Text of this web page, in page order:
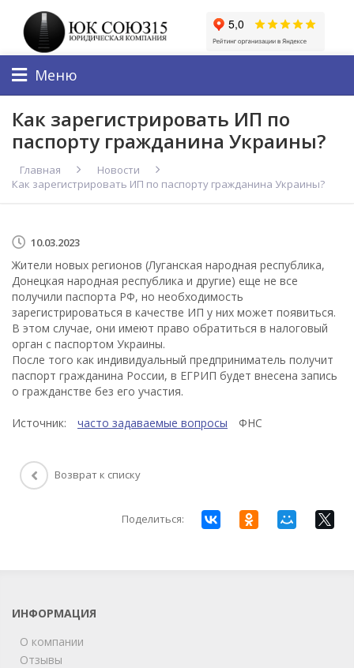
Меню
Как зарегистрировать ИП по
паспорту гражданина Украины?
Главная
Новости
Как зарегистрировать ИП по паспорту гражданина Украины?
10.03.2023
Жители новых регионов (Луганская народная республика,
Донецкая народная республика и другие) еще не все
получили паспорта РФ, но необходимость
зарегистрироваться в качестве ИП у них может появиться.
В этом случае, они имеют право обратиться в налоговый
орган с паспортом Украины.
После того как индивидуальный предприниматель получит
паспорт гражданина России, в ЕГРИП будет внесена запись
о гражданстве без его участия.
Источник: часто задаваемые вопросы ФНС
Возврат к списку
Поделиться:
ИНФОРМАЦИЯ
О компании
Отзывы